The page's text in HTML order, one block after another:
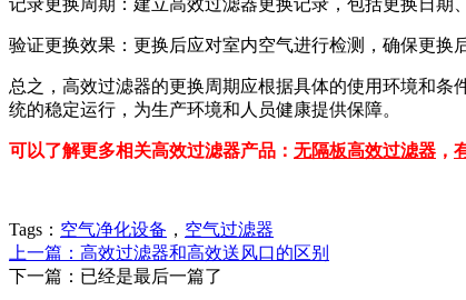
验证更换效果：更换后应对室内空气进行检测，确保更换
总之，高效过滤器的更换周期应根据具体的使用环境和
统的稳定运行，为生产环境和人员健康提供保障。
可以了解更多相关高效过滤器产品： 无隔板高效过滤器 ，
Tags： 空气净化设备 ， 空气过滤器
上一篇：高效过滤器和高效送风口的区别
下一篇：已经是最后一篇了